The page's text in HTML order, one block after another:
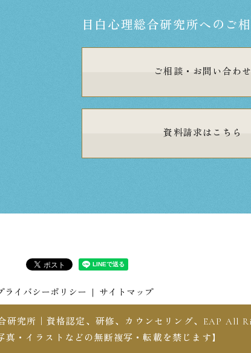
目白心理総合研究所への ご
ご相談・ お問い合わせ
資料請求はこちら
ライバシーポリシー サイトマップ
究所｜資格認定、研修、カウンセリング、EAP All
真・イラストなどの無断複写・転載を禁じます】